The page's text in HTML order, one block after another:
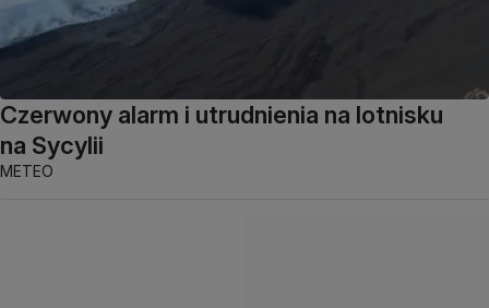
Czerwony alarm i utrudnienia na lotnisku
na Sycylii
METEO